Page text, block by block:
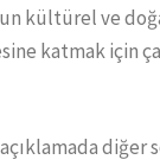
kültürel ve
katmak için
açıklamada